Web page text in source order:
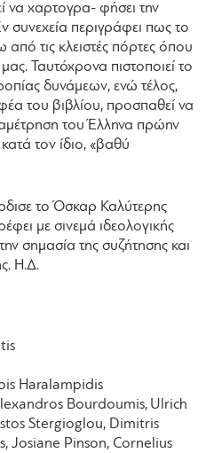
να χαρτογρα- φήσει την
συνεχεία περιγράφει πως το
τις κλειστές πόρτες όπου
Ταυτόχρονα πιστοποιεί το
δυνάμεων, ενώ τέλος,
του βιβλίου, προσπαθεί να
του Έλληνα πρώην
τον ίδιο, «βαθύ
το Όσκαρ Καλύτερης
με σινεμά ιδεολογικής
σημασία της συζήτησης και
Η.Δ.
Haralampidis
Bourdoumis, Ulrich
Stergioglou, Dimitris
Josiane Pinson, Cornelius